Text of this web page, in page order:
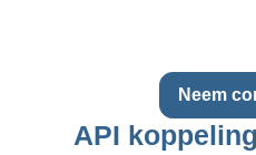
Neem
API